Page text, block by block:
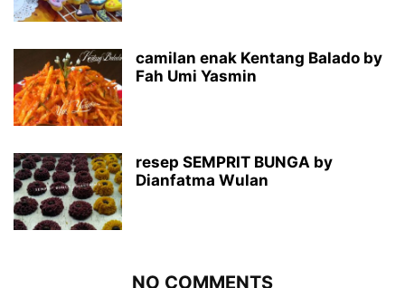
camilan enak Kentang Balado by
Fah Umi Yasmin
resep SEMPRIT BUNGA by
Dianfatma Wulan
NO COMMENTS